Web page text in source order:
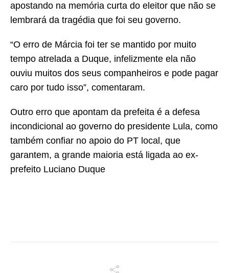
apostando na memória curta do eleitor que não se
lembrará da tragédia que foi seu governo.
“O erro de Márcia foi ter se mantido por muito
tempo atrelada a Duque, infelizmente ela não
ouviu muitos dos seus companheiros e pode pagar
caro por tudo isso”, comentaram.
Outro erro que apontam da prefeita é a defesa
incondicional ao governo do presidente Lula, como
também confiar no apoio do PT local, que
garantem, a grande maioria está ligada ao ex-
prefeito Luciano Duque